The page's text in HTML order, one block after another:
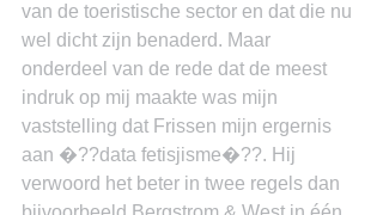
van de toeristische sector en dat die nu
wel dicht zijn benaderd. Maar
onderdeel van de rede dat de meest
indruk op mij maakte was mijn
vaststelling dat Frissen mijn ergernis
aan �??data fetisjisme�??. Hij
verwoord het beter in twee regels dan